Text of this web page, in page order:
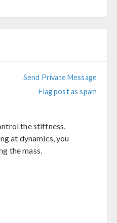
Send Private Message
Flag post as spam
the stiffness,
at dynamics, you
the mass.